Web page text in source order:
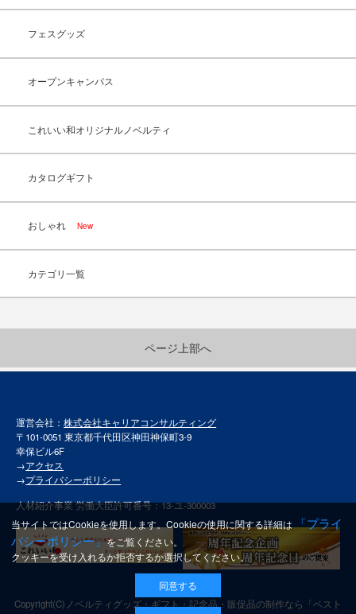
フェスグッズ
オープンキャンパス
これいい和オリジナルノベルティ
カタログギフト
おしゃれ New
カテゴリ一覧
ページ上部へ
運営会社：株式会社キャリアコンサルティング
〒101-0051 東京都千代田区神田神保町3-9
幸保ビル6F
→アクセス
→プライバシーポリシー
人材紹介事業 労働大臣許可番号：13-ユ-300003
Copyright(C) ノベルティグッズ・ギフト・記念品・販促品の制作なら「ベスト
当サイトではCookieを使用します。Cookieの使用に関する詳細は
「プライ
バシーポリシー」をご覧ください。
クッキーを受け入れるか拒否するか選択してください。
同意する